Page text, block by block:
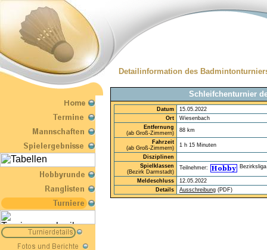
Detailinformation des
Schleifchenturnier
Datum
15.05.2022
Ort
Wiesenbach
Entfernung
(ab Groß-Zimmern)
88 km
Fahrzeit
(ab Groß-Zimmern)
1 h 15 Minuten
Disziplinen
Spielklassen
(Bezirk Darmstadt)
Teilnehmer:
Meldeschluss
12.05.2022
Details
Ausschreibung (PDF)